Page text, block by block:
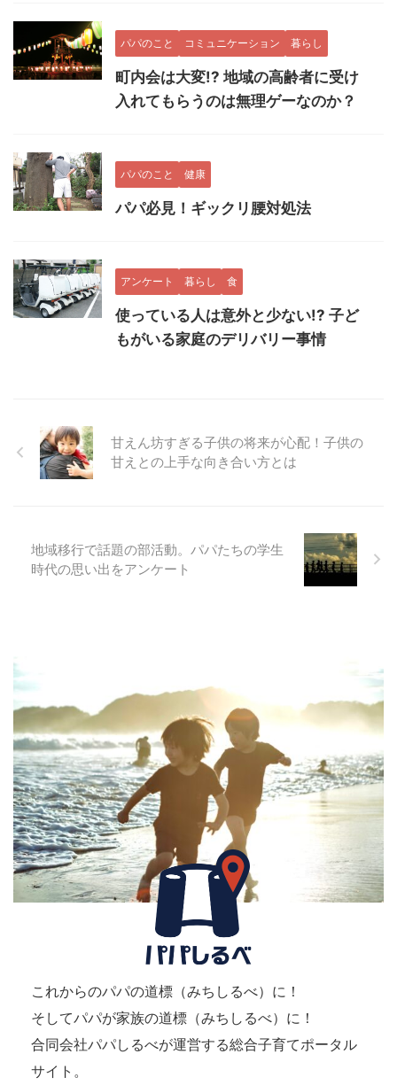
パパのこと コミュニケーション 暮らし
町内会は大変!? 地域の高齢者に受け
入れてもらうのは無理ゲーなのか？
パパのこと 健康
パパ必見！ギックリ腰対処法
アンケート 暮らし 食
使っている人は意外と少ない!? 子ど
もがいる家庭のデリバリー事情
甘えん坊すぎる子供の将来が心配！子供の
甘えとの上手な向き合い方とは
地域移行で話題の部活動。パパたちの学生
時代の思い出をアンケート
これからのパパの道標（みちしるべ）に！
そしてパパが家族の道標（みちしるべ）に！
合同会社パパしるべが運営する総合子育てポータル
サイト。